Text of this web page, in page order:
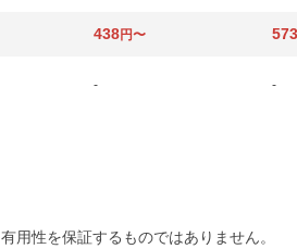
438円〜 573
- -
用性を保証するものではありません。